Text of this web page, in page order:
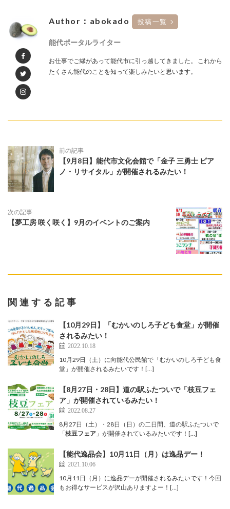
Author：abokado 投稿一覧
能代ポータルライター
お仕事でご縁があって能代市に引っ越してきました。 これから
たくさん能代のことを知って楽しみたいと思います。
前の記事
【9月8日】能代市文化会館で「金子 三勇士 ピア
ノ・リサイタル」が開催されるみたい！
次の記事
【夢工房 咲く咲く】9月のイベントのご案内
関連する記事
【10月29日】「むかいのしろ子ども食堂」が開催
されるみたい！
2022.10.18
10月29日（土）に向能代公民館で「むかいのしろ子ども食
堂」が開催されるみたいです！[…]
【8月27日・28日】道の駅ふたついで「枝豆フェ
ア」が開催されているみたい！
2022.08.27
8月27日（土）・28日（日）の二日間、道の駅ふたついで
「枝豆フェア 」が開催されているみたいです！[…]
【能代逸品会】10月11日（月）は逸品デー！
2021.10.06
10月11日（月）に逸品デーが開催されるみたいです！今回
もお得なサービスが沢山ありますよー！[…]